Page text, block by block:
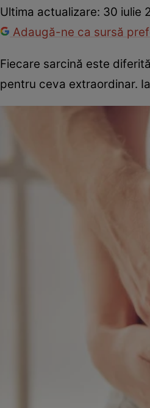
Ultima actualizare: 30 iulie
Adaugă-ne ca sursă
Fiecare sarcină este
pentru ceva extraordinar.